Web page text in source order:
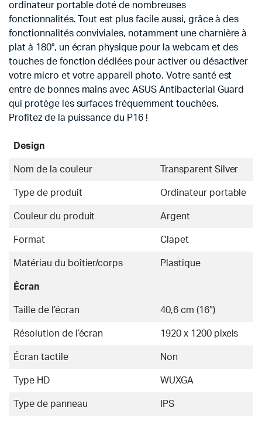
ordinateur portable doté de nombreuses
fonctionnalités. Tout est plus facile aussi, grâce à des
fonctionnalités conviviales, notamment une charnière à
plat à 180°, un écran physique pour la webcam et des
touches de fonction dédiées pour activer ou désactiver
votre micro et votre appareil photo. Votre santé est
entre de bonnes mains avec ASUS Antibacterial Guard
qui protège les surfaces fréquemment touchées.
Profitez de la puissance du P16 !
Design
Nom de la couleur Transparent Silver
Type de produit Ordinateur portable
Couleur du produit Argent
Format Clapet
Matériau du boîtier/corps Plastique
Écran
Taille de l’écran 40,6 cm (16″)
Résolution de l’écran 1920 x 1200 pixels
Écran tactile Non
Type HD WUXGA
Type de panneau IPS